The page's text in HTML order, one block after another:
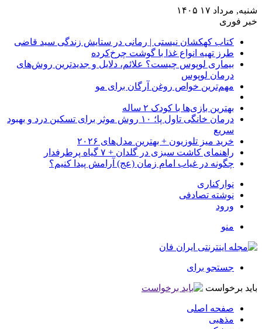
شنبه, مرداد ۱۷ ۱۴۰۵
خبر فوری
کتاب کهکشان نیستی | رمانی در ستایش زندگی سید قاضی
طرز تهیه انواع غذا با گوشت چرخ‌کرده
بیماری لوپوس چیست؟ علائم، دلایل و جدیدترین روش‌های
درمان لوپوس
مهم‌ترین خواص روغن آرگان برای مو
بهترین بازی‌ها با کودک ۲ ساله
درمان خانگی تاول پا؛ ۱۰ روش موثر برای تسکین درد و بهبود
سریع
خرید میز تلوزیون + بهترین مدل‌های ۲۰۲۶
راهنمای کاشت سبزی در گلدان + ۷ گیاه پرطرفدار
چگونه در غیاب امام زمان (عج) آرامش پیدا کنیم؟
نوارکناری
نوشته تصادفی
ورود
منو
جستجو برای
باید برخواست
صفحه اصلی
مذهبی